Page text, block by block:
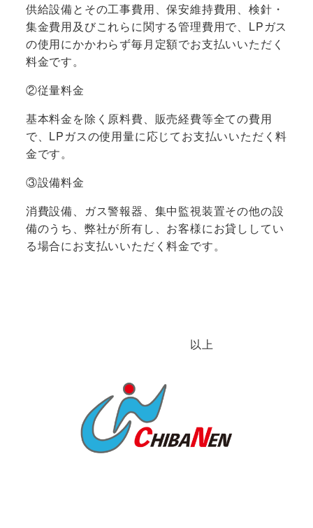
供給設備とその工事費用、保安維持費用、検針・
集金費用及びこれらに関する管理費用で、LPガス
の使用にかかわらず毎月定額でお支払いいただく
料金です。
②従量料金
基本料金を除く原料費、販売経費等全ての費用
で、LPガスの使用量に応じてお支払いいただく料
金です。
③設備料金
消費設備、ガス警報器、集中監視装置その他の設
備のうち、弊社が所有し、お客様にお貸ししてい
る場合にお支払いいただく料金です。
以上